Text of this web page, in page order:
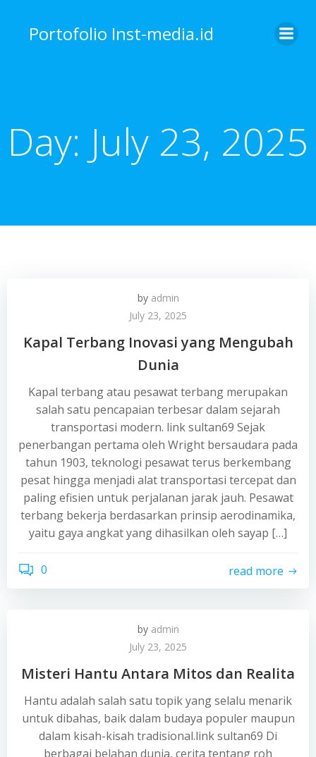
content
Portofolio Inst-media.id
Day: July 23, 2025
by admin
July 23, 2025
Kapal Terbang Inovasi yang Mengubah
Dunia
Kapal terbang atau pesawat terbang merupakan
salah satu pencapaian terbesar dalam sejarah
transportasi modern. link sultan69 Sejak
penerbangan pertama oleh Wright bersaudara pada
tahun 1903, teknologi pesawat terus berkembang
pesat hingga menjadi alat transportasi tercepat dan
paling efisien untuk perjalanan jarak jauh. Pesawat
terbang bekerja berdasarkan prinsip aerodinamika,
yaitu gaya angkat yang dihasilkan oleh sayap […]
0 read more
by admin
July 23, 2025
Misteri Hantu Antara Mitos dan Realita
Hantu adalah salah satu topik yang selalu menarik
untuk dibahas, baik dalam budaya populer maupun
dalam kisah-kisah tradisional.link sultan69 Di
berbagai belahan dunia, cerita tentang roh